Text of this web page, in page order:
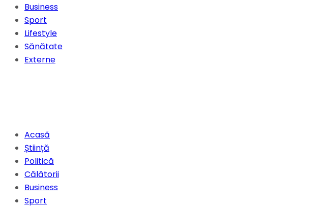
Business
Sport
Lifestyle
Sănătate
Externe
Acasă
Știință
Politică
Călătorii
Business
Sport